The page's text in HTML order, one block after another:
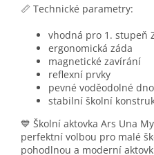
📏 Technické parametry:
vhodná pro 1. stupeň
ergonomická záda
magnetické zavírání
reflexní prvky
pevné voděodolné dno
stabilní školní
💙 Školní aktovka Ars Una
perfektní volbou pro malé
pohodlnou a moderní